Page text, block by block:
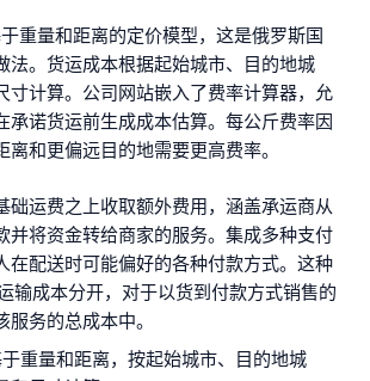
重量和距离的定价模型，这是俄罗斯国
法。货运成本根据起始城市、目的地城
寸计算。公司网站嵌入了费率计算器，允
承诺货运前生成成本估算。每公斤费率因
离和更偏远目的地需要更高费率。
础运费之上收取额外费用，涵盖承运商从
并将资金转给商家的服务。集成多种支付
在配送时可能偏好的各种付款方式。这种
输成本分开，对于以货到付款方式销售的
务的总成本中。
重量和距离，按起始城市、目的地城